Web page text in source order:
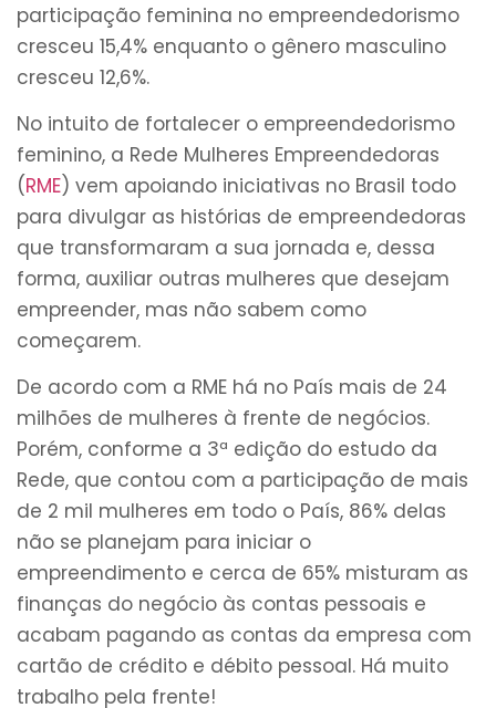
participação feminina no empreendedorismo
cresceu 15,4% enquanto o gênero masculino
cresceu 12,6%.
No intuito de fortalecer o empreendedorismo
feminino, a Rede Mulheres Empreendedoras
(RME) vem apoiando iniciativas no Brasil todo
para divulgar as histórias de empreendedoras
que transformaram a sua jornada e, dessa
forma, auxiliar outras mulheres que desejam
empreender, mas não sabem como
começarem.
De acordo com a RME há no País mais de 24
milhões de mulheres à frente de negócios.
Porém, conforme a 3ª edição do estudo da
Rede, que contou com a participação de mais
de 2 mil mulheres em todo o País, 86% delas
não se planejam para iniciar o
empreendimento e cerca de 65% misturam as
finanças do negócio às contas pessoais e
acabam pagando as contas da empresa com
cartão de crédito e débito pessoal. Há muito
trabalho pela frente!